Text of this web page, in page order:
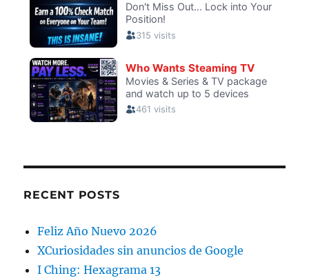
RECENT POSTS
Feliz Año Nuevo 2026
XCuriosidades sin anuncios de Google
I Ching: Hexagrama 13